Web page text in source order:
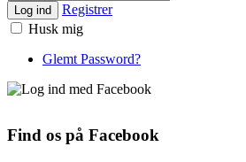
Log ind
Registrer
Husk mig
Glemt Password?
Find os på Facebook